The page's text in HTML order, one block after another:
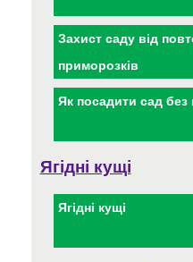
Захист саду від
приморозків
Як посадити сад
Ягідні кущі
Ягідні кущі